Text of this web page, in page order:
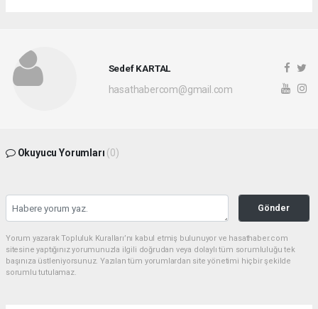
Sedef KARTAL
hasathabercom@gmail.com
Okuyucu Yorumları (0)
Gönder
Yorum yazarak Topluluk Kuralları’nı kabul etmiş bulunuyor ve hasathaber.com
sitesine yaptığınız yorumunuzla ilgili doğrudan veya dolaylı tüm sorumluluğu tek
başınıza üstleniyorsunuz. Yazılan tüm yorumlardan site yönetimi hiçbir şekilde
sorumlu tutulamaz.